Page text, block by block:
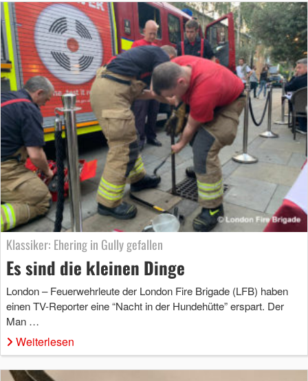
Klassiker: Ehering in Gully gefallen
Es sind die kleinen Dinge
London – Feuerwehrleute der London Fire Brigade (LFB) haben
einen TV-Reporter eine “Nacht in der Hundehütte” erspart. Der
Man …
Weiterlesen